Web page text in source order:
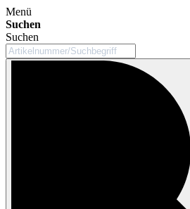
Menü
Suchen
Suchen